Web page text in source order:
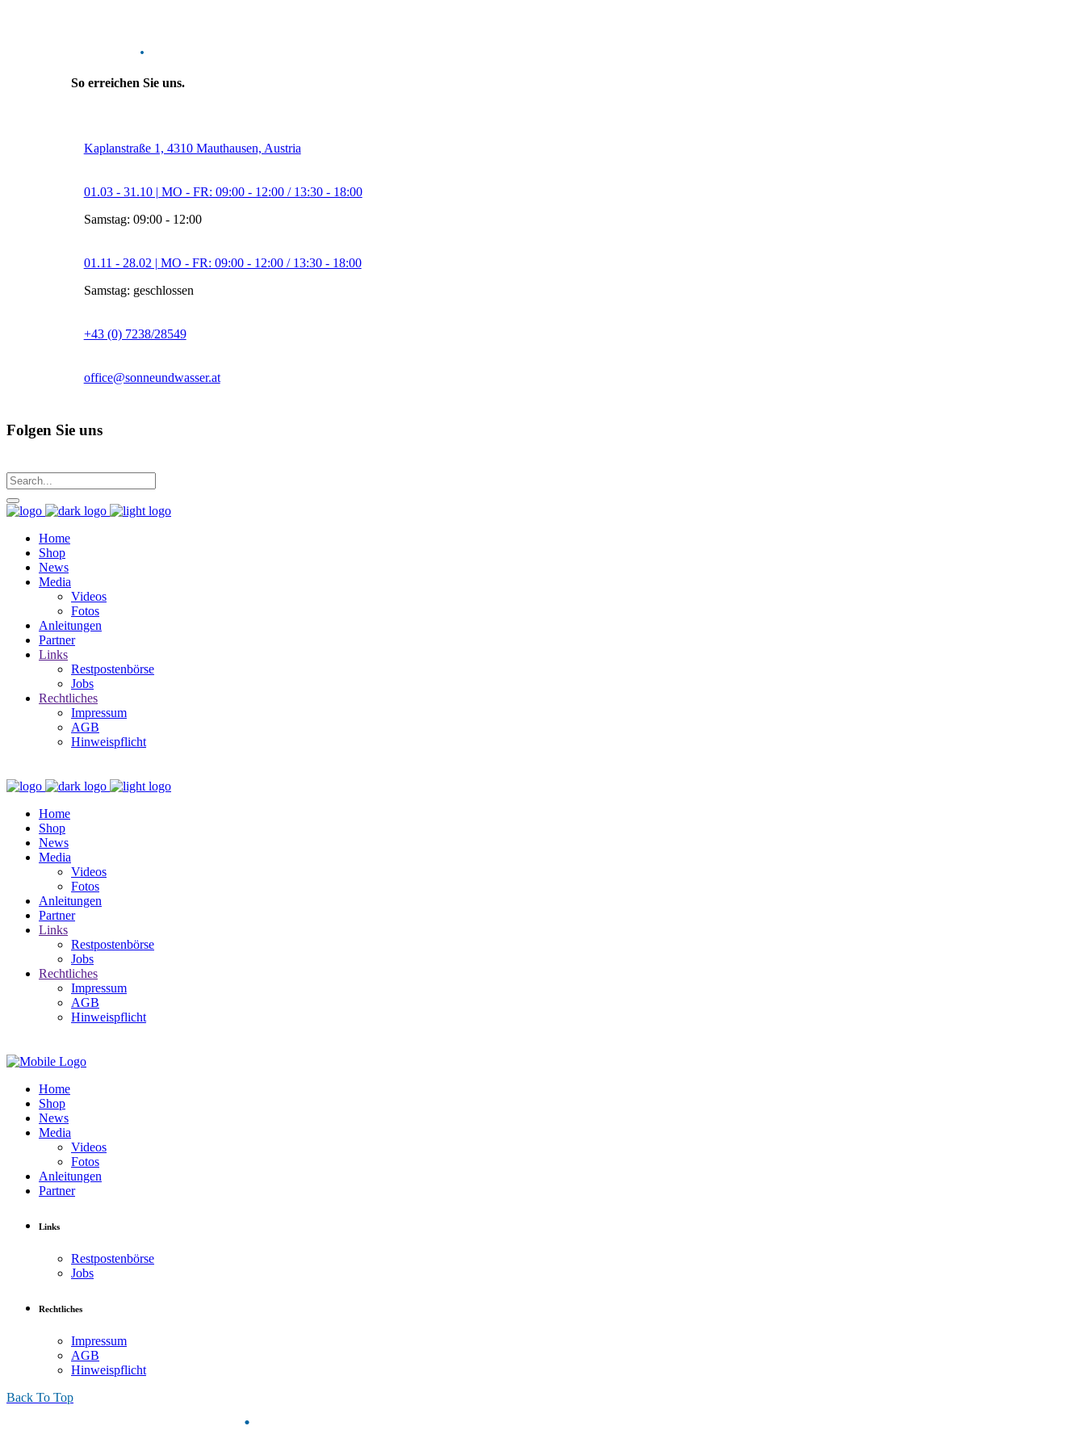
.
So erreichen Sie uns.
Kaplanstraße 1, 4310 Mauthausen, Austria
01.03 - 31.10 | MO - FR: 09:00 - 12:00 / 13:30 - 18:00
Samstag: 09:00 - 12:00
01.11 - 28.02 | MO - FR: 09:00 - 12:00 / 13:30 - 18:00
Samstag: geschlossen
+43 (0) 7238/28549
office@sonneundwasser.at
Folgen Sie uns
Home
Shop
News
Media
Videos
Fotos
Anleitungen
Partner
Links
Restpostenbörse
Jobs
Rechtliches
Impressum
AGB
Hinweispflicht
Home
Shop
News
Media
Videos
Fotos
Anleitungen
Partner
Links
Restpostenbörse
Jobs
Rechtliches
Impressum
AGB
Hinweispflicht
Home
Shop
News
Media
Videos
Fotos
Anleitungen
Partner
Links
Restpostenbörse
Jobs
Rechtliches
Impressum
AGB
Hinweispflicht
Back To Top
.